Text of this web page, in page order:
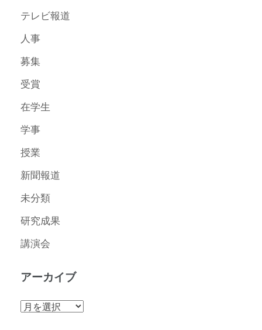
テレビ報道
人事
募集
受賞
在学生
学事
授業
新聞報道
未分類
研究成果
講演会
アーカイブ
ア